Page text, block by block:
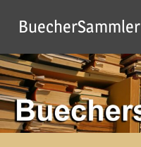
Inhalt
springen
BuecherSammler